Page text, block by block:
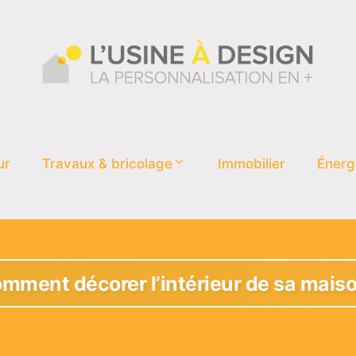
Travaux & bricolage Immobilier
décorer l’intérieur de sa